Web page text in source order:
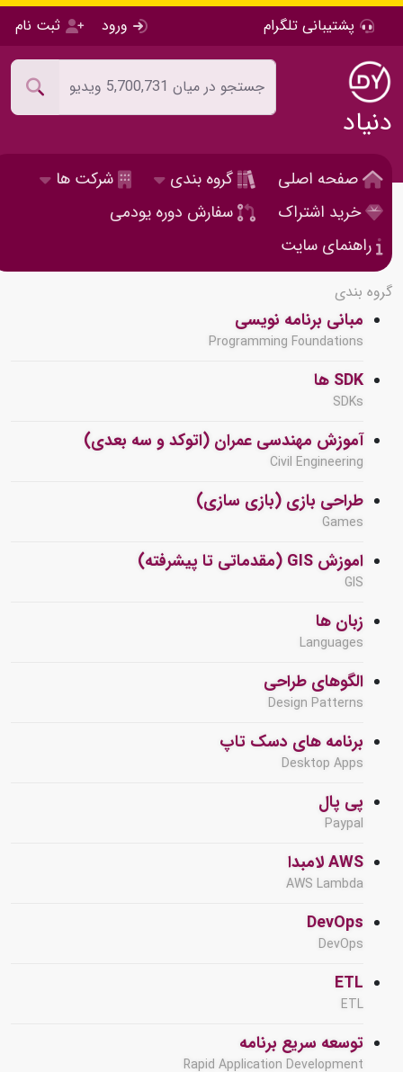
پشتیبانی تلگرام ورود ثبت نام
دنیاد
صفحه اصلی گروه بندی
شرکت ها
خرید اشتراک
سفارش دوره یودمی
راهنمای سایت
گروه بندی
مبانی برنامه نویسی
Programming Foundations
SDK ها
SDKs
آموزش مهندسی عمران (اتوکد و سه بعدی)
Civil Engineering
طراحی بازی (بازی سازی)
Games
اموزش GIS (مقدماتی تا پیشرفته)
GIS
زبان ها
Languages
الگوهای طراحی
Design Patterns
برنامه های دسک تاپ
Desktop Apps
پی پال
Paypal
AWS لامبدا
AWS Lambda
DevOps
DevOps
ETL
ETL
توسعه سریع برنامه
Rapid Application Development